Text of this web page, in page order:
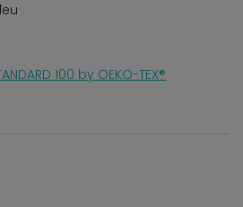
100 by OEKO-TEX®